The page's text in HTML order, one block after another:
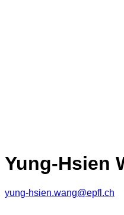
Yung-Hsien
yung-hsien.wang@epfl.ch